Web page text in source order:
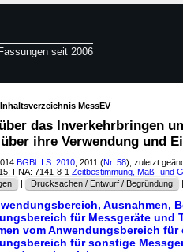
seit 2006
Inhaltsverzeichnis MessEV
das Inverkehrbringen
ihre Verwendung und
BGBl. I S. 2010 , 2011 (Nr. 58); zuletzt
FNA: 7141-8-1 Zeitbestimmung, Maß- und
| Drucksachen / Entwurf / Begründung |
Ausnahmen,
für Messgeräte und
vom Anwendungsbereich für
für sonstige